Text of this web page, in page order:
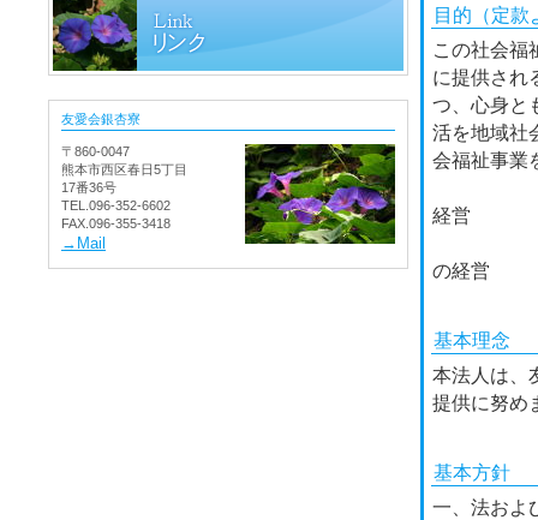
目的 （定
この社会福
に提供され
つ、心身と
活を地域社
会福祉事業
経営
の経営
基本理念
本法人は、
提供に努め
基本方針
一、法およ
友愛会銀杏寮
〒860-0047
熊本市西区春日5丁目
17番36号
TEL.096-352-6602
FAX.096-355-3418
→Mail